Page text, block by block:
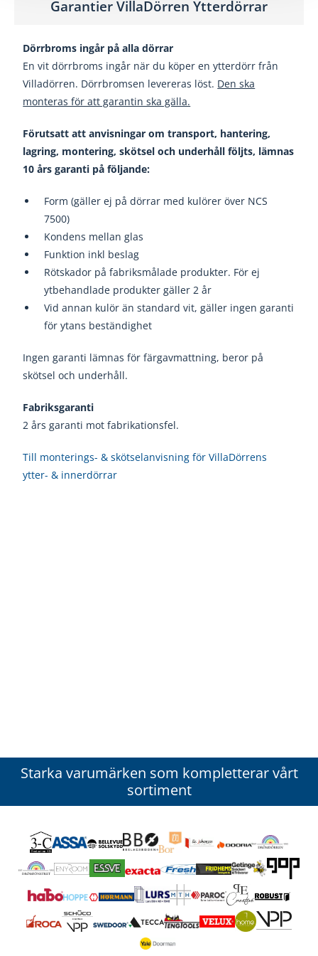
Garantier VillaDörren Ytterdörrar
Dörrbroms ingår på alla dörrar
En vit dörrbroms ingår när du köper en ytterdörr från
Villadörren. Dörrbromsen levereras löst. Den ska
monteras för att garantin ska gälla.
Förutsatt att anvisningar om transport, hantering,
lagring, montering, skötsel och underhåll följts, lämnas
10 års garanti på följande:
Form (gäller ej på dörrar med kulörer över NCS
7500)
Kondens mellan glas
Funktion inkl beslag
Rötskador på fabriksmålade produkter. För ej
ytbehandlade produkter gäller 2 år
Vid annan kulör än standard vit, gäller ingen garanti
för ytans beständighet
Ingen garanti lämnas för färgavmattning, beror på
skötsel och underhåll.
Fabriksgaranti
2 års garanti mot fabrikationsfel.
Till monterings- & skötselanvisning för VillaDörrens
ytter- & innerdörrar
Starka varumärken som kompletterar vårt
sortiment